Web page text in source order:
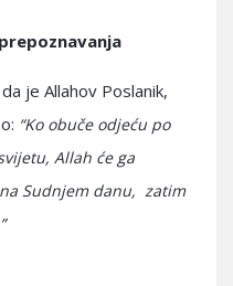
je Allahov Poslanik,
“Ko obuče odjeću po
Allah će ga
Sudnjem danu, zatim